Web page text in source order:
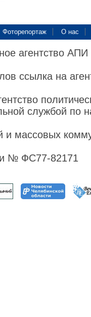
Фоторепортаж О нас
агентство
ссылка на
службой по
и массовых
№ ФС77-82171